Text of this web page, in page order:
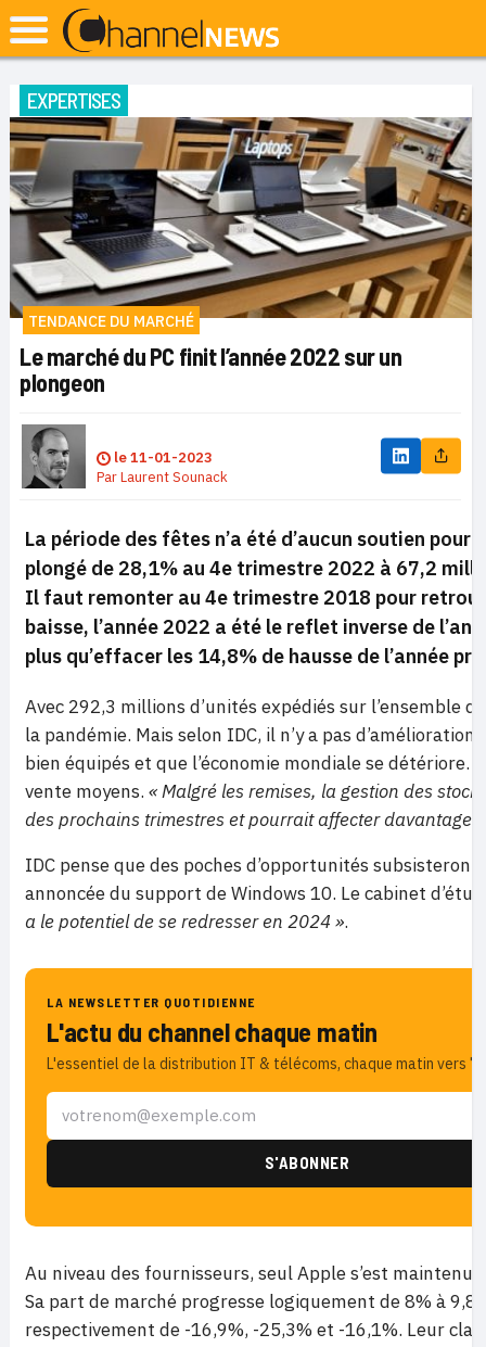
EXPERTISES
TENDANCE DU MARCHÉ
Le marché du PC finit l’année 2022 sur un
plongeon
le11-01-2023
ParLaurent Sounack
La période des fêtes n’a été d’aucun soutien
plongé de 28,1% au 4e trimestre 2022 à 67,2
Il faut remonter au 4e trimestre 2018 pour
baisse, l’année 2022 a été le reflet inverse de
plus qu’effacer les 14,8% de hausse de l’année
Avec 292,3 millions d’unités expédiés sur l’ensemble
la pandémie. Mais selon IDC, il n’y a pas
bien équipés et que l’économie mondiale se
vente moyens. « Malgré les remises, la gestion des
des prochains trimestres et pourrait affecter davantage
IDC pense que des poches d’opportunités
annoncée du support de Windows 10. Le cabinet
a le potentiel de se redresser en 2024 ».
LA NEWSLETTER QUOTIDIENNE
L'actu du channel chaque matin
L'essentiel de la distribution IT & télécoms, chaque matin vers
Au niveau des fournisseurs, seul Apple s’est
Sa part de marché progresse logiquement de 8% à
respectivement de -16,9%, -25,3% et -16,1%. Leur